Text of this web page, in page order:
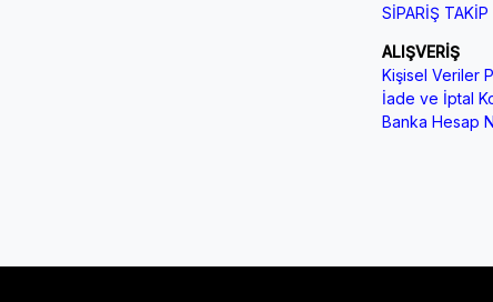
SİPARİŞ TAKİP
ALIŞVERİŞ
Kişisel Veriler
İade ve İptal
Banka Hesap